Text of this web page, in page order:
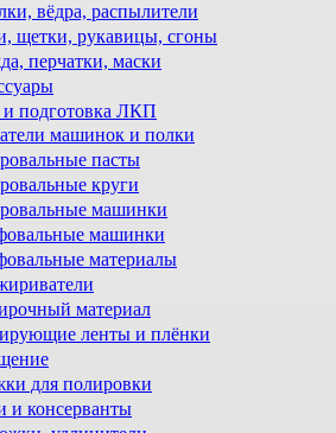
вёдра, распылители
щетки, рукавицы, сгоны
перчатки, маски
подготовка ЛКП
машинок и полки
пасты
круги
машинки
машинки
материалы
материал
ленты и плёнки
для полировки
и консерванты